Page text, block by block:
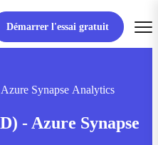
Démarrer l'essai gratuit
Synapse Analytics
- Azure Synapse